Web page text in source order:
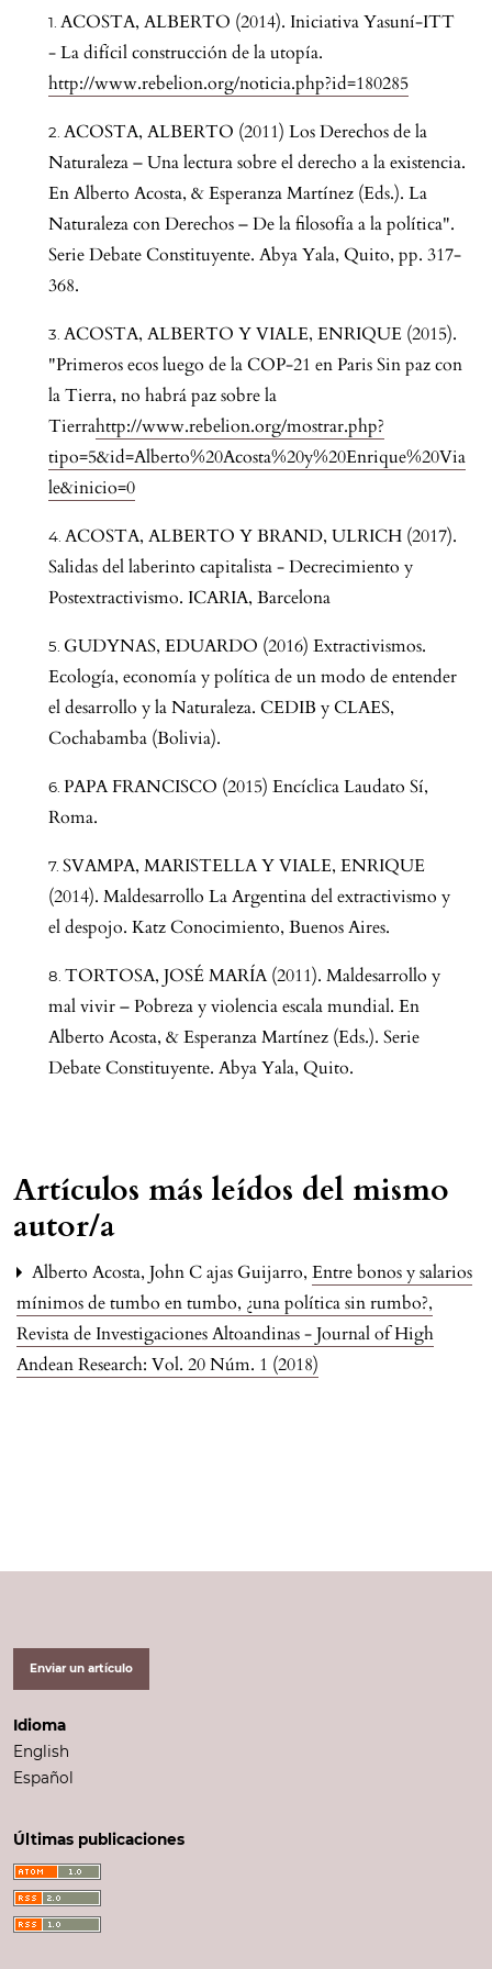
ACOSTA, ALBERTO (2014). Iniciativa Yasuní-ITT
- La difícil construcción de la utopía.
http://www.rebelion.org/noticia.php?id=180285
ACOSTA, ALBERTO (2011) Los Derechos de la
Naturaleza – Una lectura sobre el derecho a la existencia.
En Alberto Acosta, & Esperanza Martínez (Eds.). La
Naturaleza con Derechos – De la filosofía a la política".
Serie Debate Constituyente. Abya Yala, Quito, pp. 317-
368.
ACOSTA, ALBERTO Y VIALE, ENRIQUE (2015).
"Primeros ecos luego de la COP-21 en Paris Sin paz con
la Tierra, no habrá paz sobre la
Tierrahttp://www.rebelion.org/mostrar.php?
tipo=5&id=Alberto%20Acosta%20y%20Enrique%20Via
le&inicio=0
ACOSTA, ALBERTO Y BRAND, ULRICH (2017).
Salidas del laberinto capitalista - Decrecimiento y
Postextractivismo. ICARIA, Barcelona
GUDYNAS, EDUARDO (2016) Extractivismos.
Ecología, economía y política de un modo de entender
el desarrollo y la Naturaleza. CEDIB y CLAES,
Cochabamba (Bolivia).
PAPA FRANCISCO (2015) Encíclica Laudato Sí,
Roma.
SVAMPA, MARISTELLA Y VIALE, ENRIQUE
(2014). Maldesarrollo La Argentina del extractivismo y
el despojo. Katz Conocimiento, Buenos Aires.
TORTOSA, JOSÉ MARÍA (2011). Maldesarrollo y
mal vivir – Pobreza y violencia escala mundial. En
Alberto Acosta, & Esperanza Martínez (Eds.). Serie
Debate Constituyente. Abya Yala, Quito.
Artículos más leídos del mismo
autor/a
Alberto Acosta, John C ajas Guijarro, Entre bonos y salarios
mínimos de tumbo en tumbo, ¿una política sin rumbo?,
Revista de Investigaciones Altoandinas - Journal of High
Andean Research: Vol. 20 Núm. 1 (2018)
Enviar un artículo
Idioma
English
Español
Últimas publicaciones